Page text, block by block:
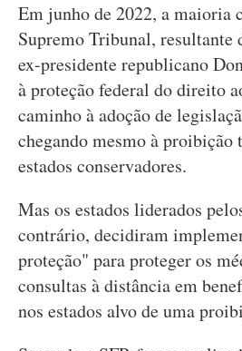
Em junho de 2022, a maioria
Supremo Tribunal, resultante
ex-presidente republicano
à proteção federal do direito
caminho à adoção de
chegando mesmo à proibição
estados conservadores.
Mas os estados liderados
contrário, decidiram
proteção" para proteger os
consultas à distância em
nos estados alvo de uma